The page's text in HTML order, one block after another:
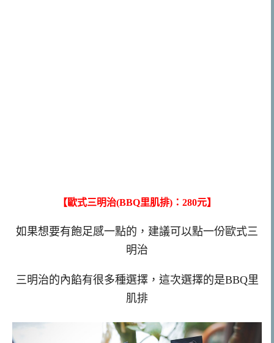
【歐式三明治(BBQ里肌排)：280元】
如果想要有飽足感一點的，建議可以點一份歐式三
明治
三明治的內餡有很多種選擇，這次選擇的是BBQ里
肌排